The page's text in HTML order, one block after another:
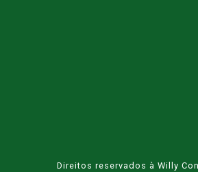
Direitos reservados à Willy